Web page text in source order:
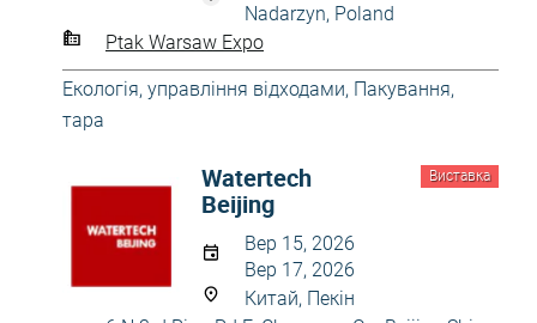
Nadarzyn, Poland
Ptak Warsaw Expo
Екологія, управління відходами, Пакування,
тара
Виставка
Watertech
Beijing
Вер 15, 2026
Вер 17, 2026
Китай, Пекін